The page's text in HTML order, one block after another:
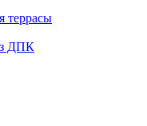
террасы
ДПК